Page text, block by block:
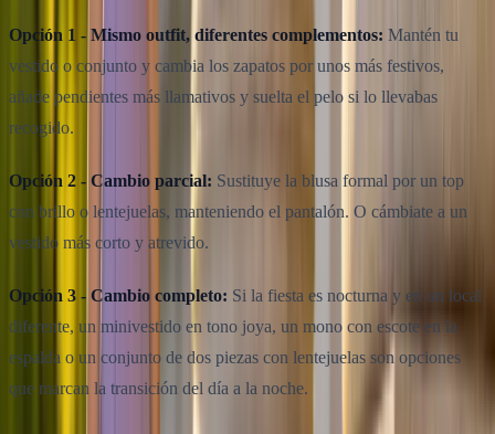
Opción 1 - Mismo outfit, diferentes complementos: Mantén tu
vestido o conjunto y cambia los zapatos por unos más festivos,
añade pendientes más llamativos y suelta el pelo si lo llevabas
recogido.
Opción 2 - Cambio parcial: Sustituye la blusa formal por un top
con brillo o lentejuelas, manteniendo el pantalón. O cámbiate a un
vestido más corto y atrevido.
Opción 3 - Cambio completo: Si la fiesta es nocturna y en un local
diferente, un minivestido en tono joya, un mono con escote en la
espalda o un conjunto de dos piezas con lentejuelas son opciones
que marcan la transición del día a la noche.